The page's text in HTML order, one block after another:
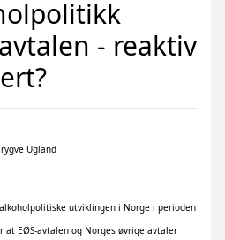
- reaktiv
Ugland
utviklingen i Norge i perioden
at EØS-avtalen og Norges øvrige avtaler